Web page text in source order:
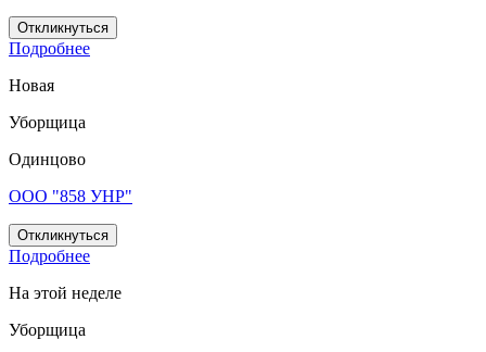
Откликнуться
Подробнее
Новая
Уборщица
Одинцово
ООО "858 УНР"
Откликнуться
Подробнее
На этой неделе
Уборщица